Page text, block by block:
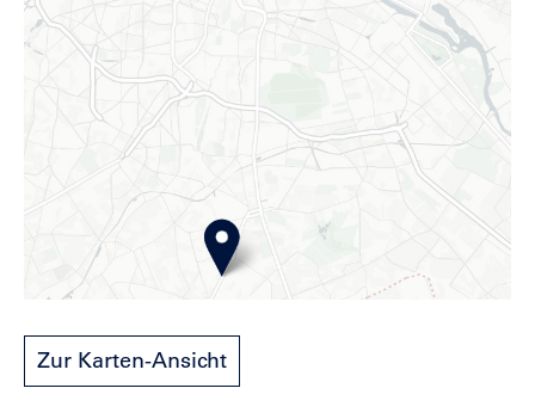
Zur Karten-Ansicht